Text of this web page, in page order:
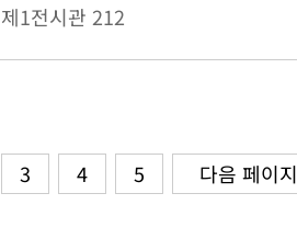
제1전시관 212
3 4 5 다음 페이지